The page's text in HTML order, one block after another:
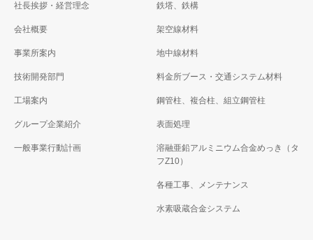
社長挨拶・経営理念
会社概要
事業所案内
技術開発部門
工場案内
グループ企業紹介
一般事業行動計画
鉄塔、鉄構
架空線材料
地中線材料
料金所ブース・交通システム材料
鋼管柱、複合柱、組立鋼管柱
表面処理
溶融亜鉛アルミニウム合金めっき（タ
フZ10）
各種工事、メンテナンス
水素吸蔵合金システム